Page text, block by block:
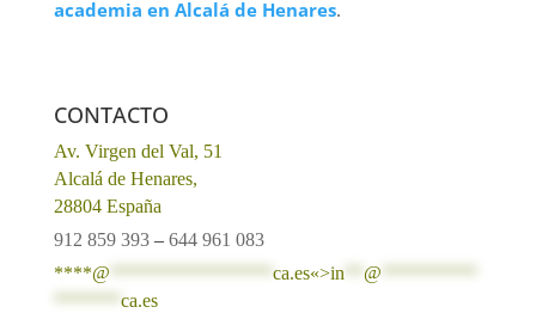
academia en Alcalá de Henares.
CONTACTO
Av. Virgen del Val, 51
Alcalá de Henares,
28804 España
912 859 393– 644 961 083
****@
ca.es«>in @
ca.es